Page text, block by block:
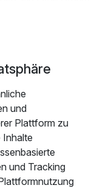
Peter, telefonisch
info(a)wellness-
storniert werden,
Summe der
und
Plattform zu
Inhalte
und Tracking